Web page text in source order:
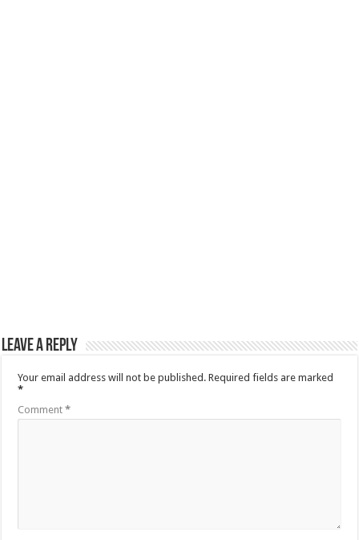
Leave a Reply
Your email address will not be published. Required fields are marked
*
Comment*